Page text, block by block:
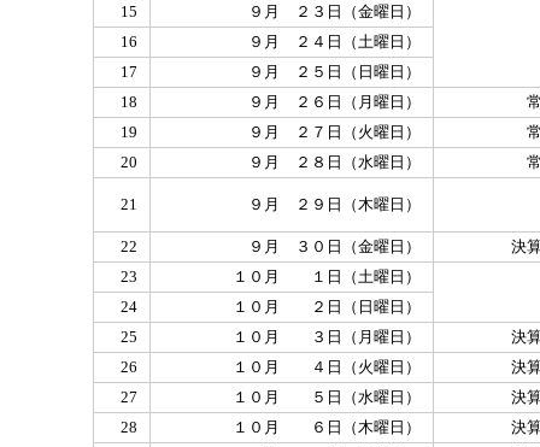
15
９月 ２３日（金曜日）
16
９月 ２４日（土曜日）
17
９月 ２５日（日曜日）
18
９月 ２６日（月曜日）
19
９月 ２７日（火曜日）
20
９月 ２８日（水曜日）
21 ９月 ２９日（木曜日）
22 ９月 ３０日（金曜日）
決
23
１０月 １日（土曜日）
24
１０月 ２日（日曜日）
25
１０月 ３日（月曜日）
決
26
１０月 ４日（火曜日）
決
27
１０月 ５日（水曜日）
決
28
１０月 ６日（木曜日）
決